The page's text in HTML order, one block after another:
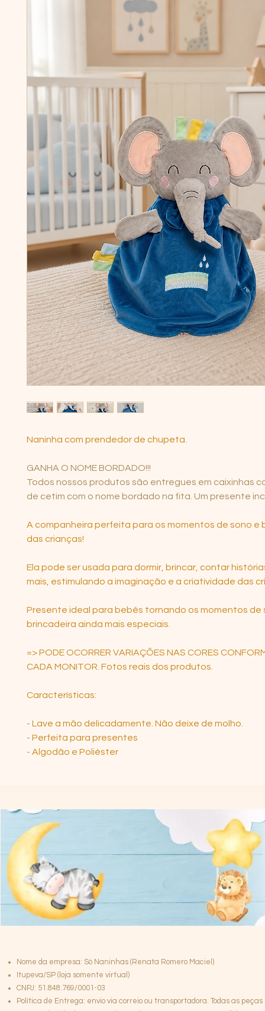
Naninha com prendedor de chupeta.
GANHA O NOME BORDADO!!!
Todos nossos produtos são entregues em caixinhas
de cetim com o nome bordado na fita. Um presente
A companheira perfeita para os momentos de sono e
das crianças!
Ela pode ser usada para dormir, brincar, contar
mais, estimulando a imaginação e a criatividade das
Presente ideal para bebês tornando os momentos de
brincadeira ainda mais especiais.
=> PODE OCORRER VARIAÇÕES NAS CORES
CADA MONITOR. Fotos reais dos produtos.
Características:
- Lave a mão delicadamente. Não deixe de molho.
- Perfeita para presentes
- Algodão e Poliéster
Nome da empresa: Só Naninhas (Renata Romero Maciel)
Itupeva/SP (loja somente virtual)
CNPJ: 51.848.769/0001-03
Política de Entrega: envio via correio ou transportadora. Todas as